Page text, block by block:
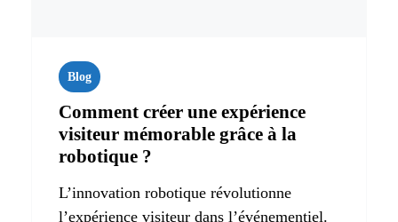
Blog
Comment créer une expérience
visiteur mémorable grâce à la
robotique ?
L’innovation robotique révolutionne
l’expérience visiteur dans l’événementiel.